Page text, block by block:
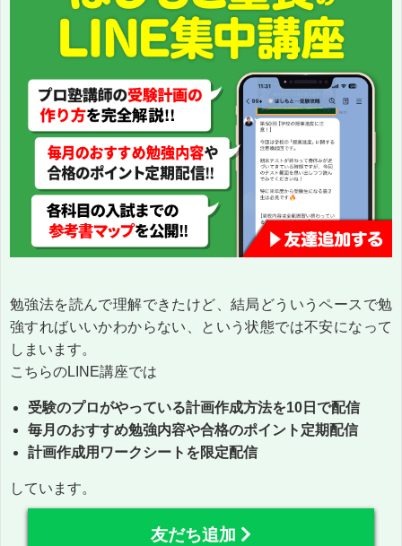
勉強法を読んで理解できたけど、結局どういうペースで勉
強すればいいかわからない、という状態では不安になって
しまいます。
こちらのLINE講座では
受験のプロがやっている計画作成方法を10日で配信
毎月のおすすめ勉強内容や合格のポイント定期配信
計画作成用ワークシートを限定配信
しています。
友だち追加